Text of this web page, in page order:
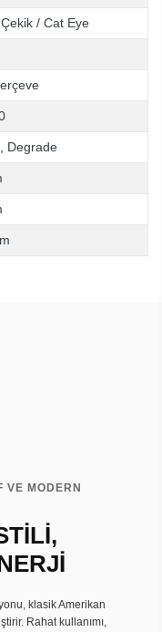
Çekik / Cat Eye
Degrade
VE MODERN
klasik Amerikan
Rahat kullanımı,